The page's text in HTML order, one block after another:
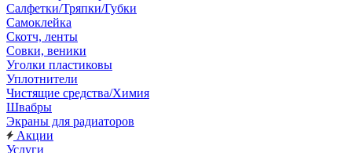
Салфетки/Тряпки/Губки
Самоклейка
Скотч, ленты
Совки, веники
Уголки пластиковы
Уплотнители
Чистящие средства/Химия
Швабры
Экраны для радиаторов
Акции
Услуги